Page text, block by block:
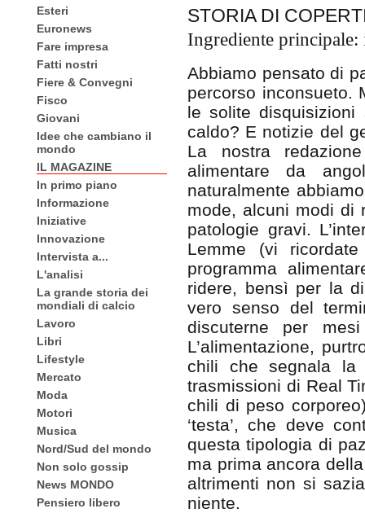
Esteri
Euronews
Fare impresa
Fatti nostri
Fiere & Convegni
Fisco
Giovani
Idee che cambiano il
mondo
IL MAGAZINE
In primo piano
Informazione
Iniziative
Innovazione
Intervista a...
L'analisi
La grande storia dei
mondiali di calcio
Lavoro
Libri
Lifestyle
Mercato
Moda
Motori
Musica
Nord/Sud del mondo
Non solo gossip
News MONDO
Pensiero libero
STORIA DI
Ingrediente principale:
Abbiamo pensato di
percorso inconsueto.
le solite
caldo? E notizie del
La nostra
alimentare da
naturalmente
mode, alcuni modi di
patologie gravi.
Lemme (vi
programma
ridere, bensì per la
vero senso del
discuterne per
L’alimentazione,
chili che segnala la
trasmissioni di Real
chili di peso
‘testa’, che deve
questa tipologia di
ma prima ancora
altrimenti non si
niente.